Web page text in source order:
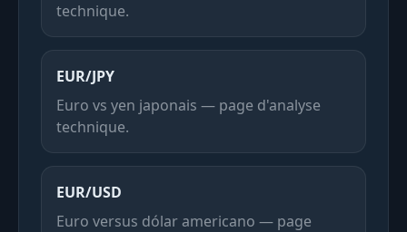
technique.
EUR/JPY
Euro vs yen japonais — page d'analyse
technique.
EUR/USD
Euro versus dólar americano — page